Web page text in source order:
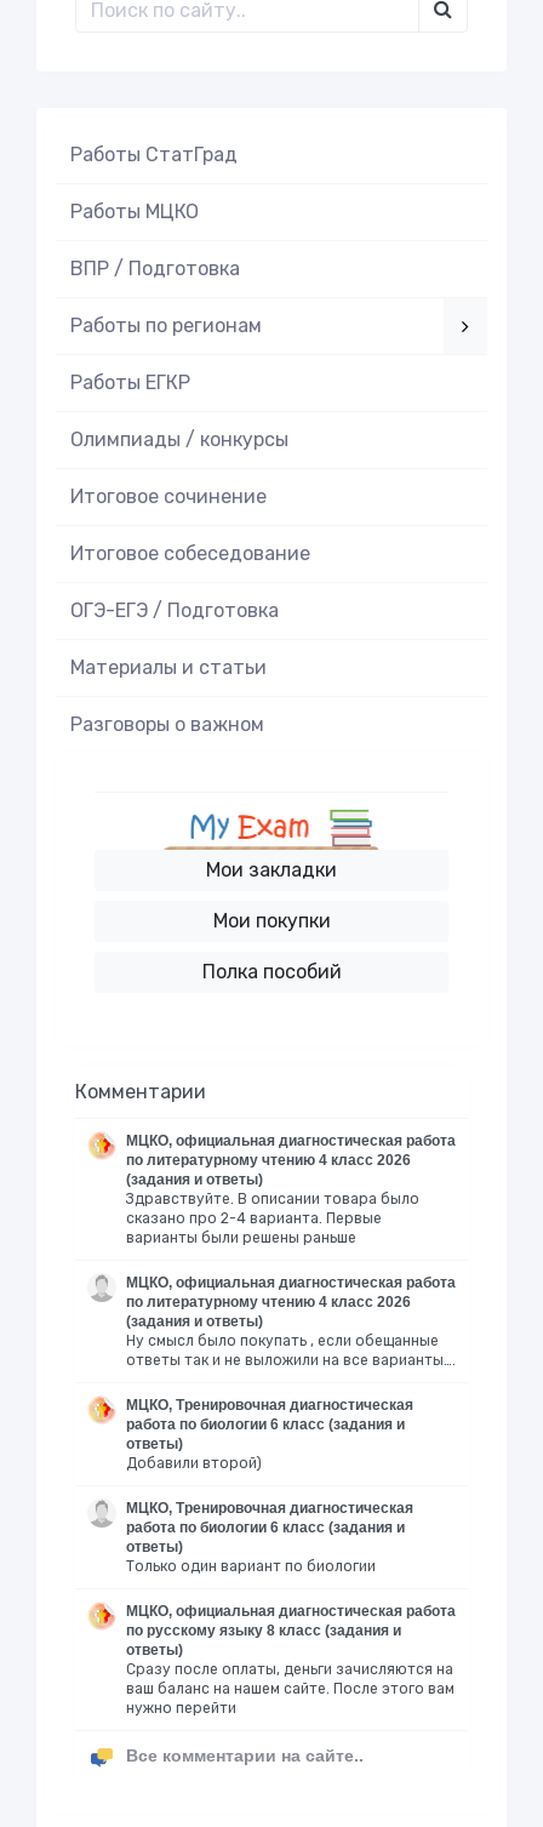
Работы СтатГрад
Работы МЦКО
ВПР / Подготовка
Работы по регионам
Работы ЕГКР
Олимпиады / конкурсы
Итоговое cочинение
Итоговое cобеседование
ОГЭ-ЕГЭ / Подготовка
Материалы и статьи
Разговоры о важном
Мои закладки
Мои покупки
Полка пособий
Комментарии
МЦКО, официальная диагностическая работа
по литературному чтению 4 класс 2026
(задания и ответы)
Здравствуйте. В описании товара было
сказано про 2-4 варианта. Первые
варианты были решены раньше
МЦКО, официальная диагностическая работа
по литературному чтению 4 класс 2026
(задания и ответы)
Ну смысл было покупать , если обещанные
ответы так и не выложили на все варианты….
МЦКО, Тренировочная диагностическая
работа по биологии 6 класс (задания и
ответы)
Добавили второй)
МЦКО, Тренировочная диагностическая
работа по биологии 6 класс (задания и
ответы)
Только один вариант по биологии
МЦКО, официальная диагностическая работа
по русскому языку 8 класс (задания и
ответы)
Сразу после оплаты, деньги зачисляются на
ваш баланс на нашем сайте. После этого вам
нужно перейти
Все комментарии на сайте..